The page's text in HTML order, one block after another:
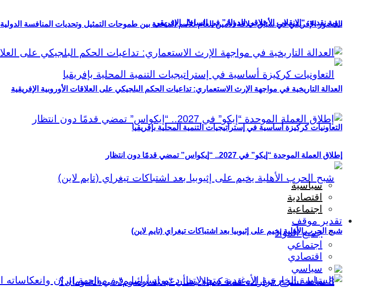
الحضور الإفريقي في سباق خلافة الأمين العام للأمم المتحدة بين طموحات التمثيل وتحديات المنافسة الدولية
التعاونيات كركيزة أساسية في إستراتيجيات التنمية المحلية بإفريقيا
شبح الحرب الأهلية يخيم على إثيوبيا بعد اشتباكات تيغراي (تايم لاين)
رؤية نقدية: “الانقلاب الأخلاقي للدولة” في الساحل الإفريقي
العدالة التاريخية في مواجهة الإرث الاستعماري: تداعيات الحكم البلجيكي على العلاقات الأوروبية الإفريقية
إطلاق العملة الموحدة “إيكو” في 2027.. “إيكواس” تمضي قدمًا دون انتظار
سياسية
اقتصادية
اجتماعية
تقدير موقف
جميع المواد
اجتماعي
اقتصادي
سياسي